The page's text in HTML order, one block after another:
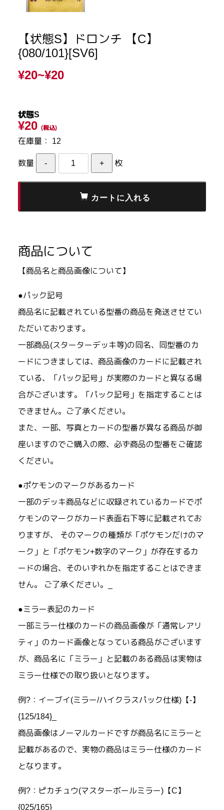
【状態S】ドロンチ 【C】
{080/101}[SV6]
¥20~¥20
状態S
¥20 (税込)
在庫量： 12
数量 枚
商品について
【商品名と商品画像について】
●パック記号
商品名に記載されている型番の商品を発送させてい
ただいております。
一部商品(スターターデッキ等)の同名、同型番のカ
ードにつきましては、商品画像のカードに記載され
ている、「パック記号」が実際のカードと異なる場
合がございます。「パック記号」を指定することは
できません。ご了承ください。
また、一部、写真とカードの型番が異なる商品が御
座いますのでご購入の際、必ず商品の型番をご確認
ください。
●ポケモンのマークがあるカード
一部のデッキ商品などに収録されているカードでポ
ケモンのマークがカード表面右下等に記載されてお
りますが、 そのマークの種類が「ポケモンだけのマ
ーク」と「ポケモン+数字のマーク」が存在するカ
ードの場合、そのいずれかを指定することはできま
せん。 ご了承ください。_
●ミラー表記のカード
一部ミラー仕様のカードの商品画像が「通常レアリ
ティ」のカード画像となっている商品がございます
が、商品名に「ミラー」と記載のある商品は実物は
ミラー仕様での取り扱いとなります。
例?：イーブイ(ミラー/ハイクラスパック仕様)【-】
{125/184}_
商品画像はノーマルカードですが商品名にミラーと
記載があるので、実物の商品はミラー仕様のカード
となります。
例?：ピカチュウ(マスターボールミラー)【C】
{025/165}_